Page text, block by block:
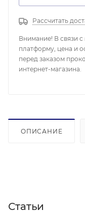
Рассчитать
Внимание! В связи
платформу, цена и
перед заказом
интернет-магазина.
ОПИСАНИЕ
Статьи